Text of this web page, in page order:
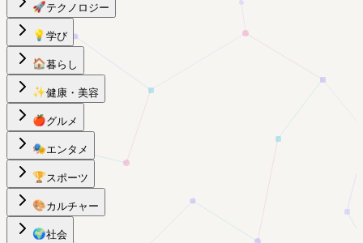
🚀テクノロジー
💡 学び
🏠暮らし
✨健康・美容
🍎グルメ
🎭エンタメ
🏆スポーツ
🎨カルチャー
🌍社会